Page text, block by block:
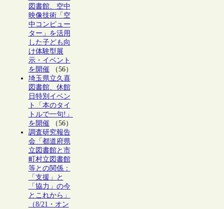
図書館、空中
映像技術「空
中コンピュー
ター」を活用
した子ども向
け体験型展
示・イベント
を開催（56）
埼玉県立久喜
図書館、休館
日特別イベン
ト「本のタイ
トルで一句!」
を開催（56）
調査研究報告
会「都道府県
立図書館と市
町村立図書館
等との関係：
「支援」と
「協力」の今
とこれから」
（8/21・オン